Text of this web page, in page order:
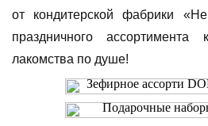
от кондитерской фабрики
праздничного
лакомства по душе!